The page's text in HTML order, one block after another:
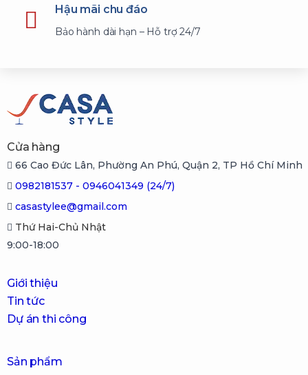
Hậu mãi chu đáo
Bảo hành dài hạn – Hỗ trợ 24/7
Cửa hàng
66 Cao Đức Lân, Phường An Phú, Quận 2, TP Hồ Chí Minh
0982181537 - 0946041349 (24/7)
casastylee@gmail.com
Thứ Hai-Chủ Nhật
9:00-18:00
Giới thiệu
Tin tức
Dự án thi công
Sản phẩm